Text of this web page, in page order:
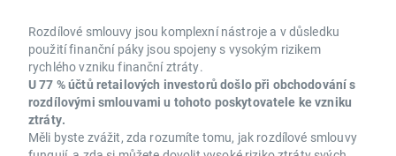
Rozdílové smlouvy jsou komplexní nástroje a v důsledku
použití finanční páky jsou spojeny s vysokým rizikem
rychlého vzniku finanční ztráty.
U 77 % účtů retailových investorů došlo při obchodování s
rozdílovými smlouvami u tohoto poskytovatele ke vzniku
ztráty.
Měli byste zvážit, zda rozumíte tomu, jak rozdílové smlouvy